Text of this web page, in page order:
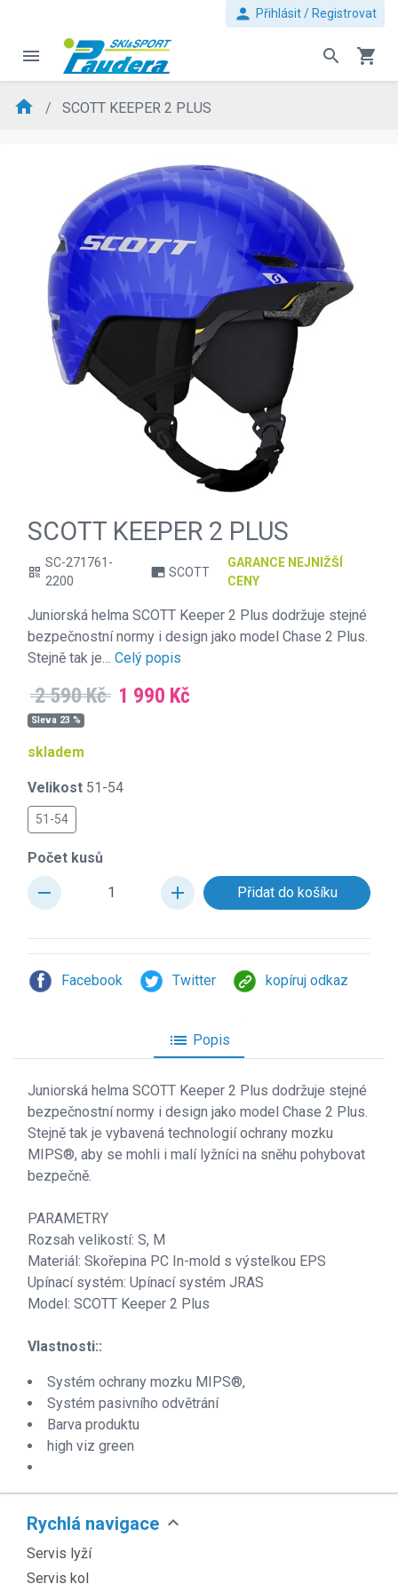
person Přihlásit / Registrovat
menu search shopping_cart
home SCOTT KEEPER 2 PLUS
SCOTT KEEPER 2 PLUS
qr_code
SC-271761-
2200
branding_watermark SCOTT
GARANCE NEJNIŽŠÍ
CENY
Juniorská helma SCOTT Keeper 2 Plus dodržuje stejné
bezpečnostní normy i design jako model Chase 2 Plus.
Stejně tak je… Celý popis
2 590 Kč 1 990 Kč
Sleva 23 %
skladem
Velikost 51-54
51-54
Počet kusů
remove add
Facebook Twitter kopíruj odkaz
list Popis
Juniorská helma SCOTT Keeper 2 Plus dodržuje stejné
bezpečnostní normy i design jako model Chase 2 Plus.
Stejně tak je vybavená technologií ochrany mozku
MIPS®, aby se mohli i malí lyžníci na sněhu pohybovat
bezpečně.
PARAMETRY
Rozsah velikostí: S, M
Materiál: Skořepina PC In-mold s výstelkou EPS
Upínací systém: Upínací systém JRAS
Model: SCOTT Keeper 2 Plus
Vlastnosti::
Systém ochrany mozku MIPS®,
Systém pasivního odvětrání
Barva produktu
high viz green
Rychlá navigace expand_more
Servis lyží
Servis kol